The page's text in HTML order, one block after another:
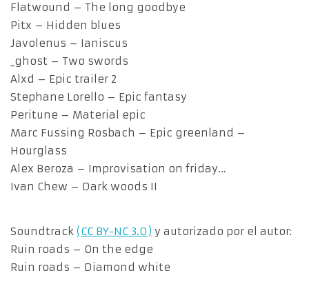
Flatwound – The long goodbye
Pitx – Hidden blues
Javolenus – Ianiscus
_ghost – Two swords
Alxd – Epic trailer 2
Stephane Lorello – Epic fantasy
Peritune – Material epic
Marc Fussing Rosbach – Epic greenland –
Hourglass
Alex Beroza – Improvisation on friday…
Ivan Chew – Dark woods II
Soundtrack (CC BY-NC 3.0) y autorizado por el autor:
Ruin roads – On the edge
Ruin roads – Diamond white